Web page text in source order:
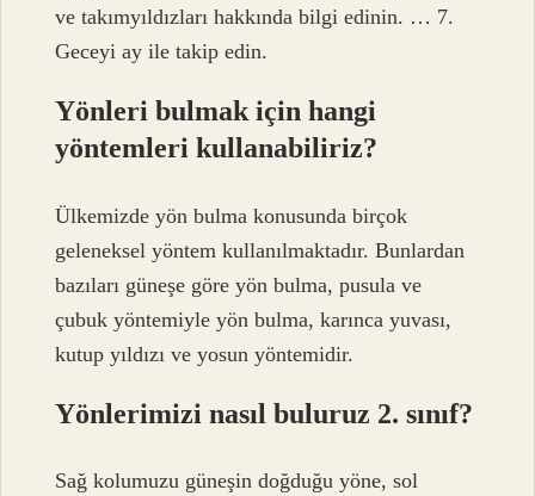
ve takımyıldızları hakkında bilgi edinin. … 7.
Geceyi ay ile takip edin.
Yönleri bulmak için hangi
yöntemleri kullanabiliriz?
Ülkemizde yön bulma konusunda birçok
geleneksel yöntem kullanılmaktadır. Bunlardan
bazıları güneşe göre yön bulma, pusula ve
çubuk yöntemiyle yön bulma, karınca yuvası,
kutup yıldızı ve yosun yöntemidir.
Yönlerimizi nasıl buluruz 2. sınıf?
Sağ kolumuzu güneşin doğduğu yöne, sol